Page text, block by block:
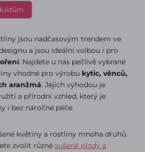
jsou nadčasovým trendem ve
a jsou ideální volbou i pro
. Najdete u nás pečlivě vybrané
vhodné pro výrobu kytic, věnců,
aranžmá. Jejich výhodou je
a přírodní vzhled, který je
i bez náročné péče.
květiny a rostliny mnoha druhů.
zvolit různé sušené plody a